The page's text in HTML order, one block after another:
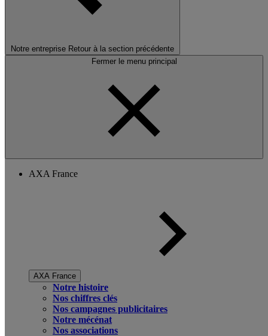
Notre entreprise Retour à la section précédente
Fermer le menu principal
AXA France
AXA France
Notre histoire
Nos chiffres clés
Nos campagnes publicitaires
Notre mécénat
Nos associations